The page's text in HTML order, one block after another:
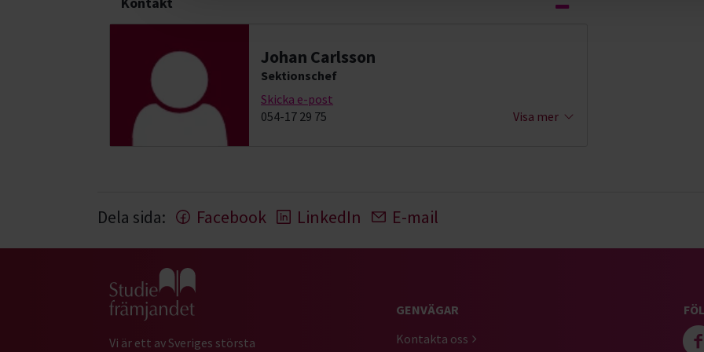
Johan Carlsson
Sektionschef
Skicka e-post
054-17 29 75
Visa mer
Dela sida: Facebook LinkedIn E-mail
Gå till studiefrämjandets startsida
Vi är ett av Sveriges största
GENVÄGAR
Kontakta oss